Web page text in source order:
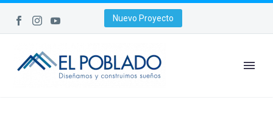
Nuevo Proyecto